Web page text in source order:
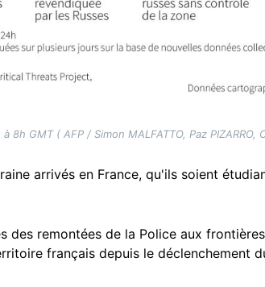
GMT ( AFP / Simon MALFATTO, Paz PIZARRO,
arrivés en France, qu'ils soient
des remontées de la Police aux
français depuis le déclenchement